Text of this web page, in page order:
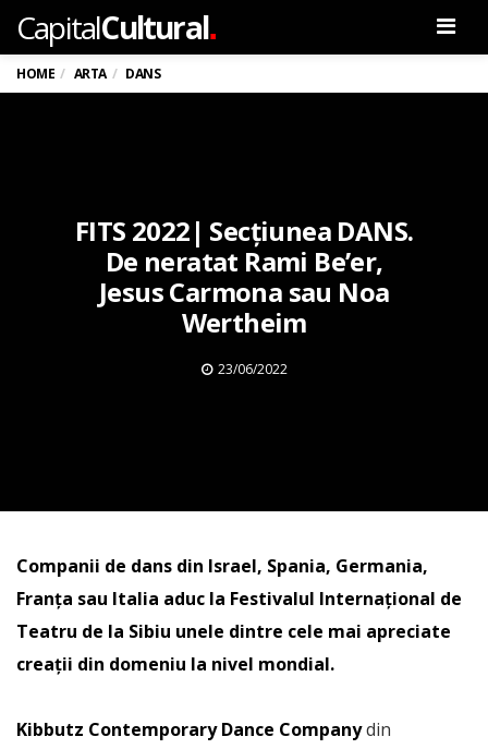
CapitalCultural.
HOME ARTA DANS
FITS 2022| Secțiunea DANS.
De neratat Rami Be’er,
Jesus Carmona sau Noa
Wertheim
23/06/2022
Companii de dans din Israel, Spania, Germania,
Franța sau Italia aduc la Festivalul Internațional de
Teatru de la Sibiu unele dintre cele mai apreciate
creații din domeniu la nivel mondial.
Kibbutz Contemporary Dance Companydin